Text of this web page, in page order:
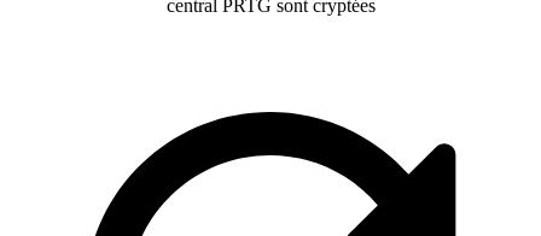
central PRTG sont cryptées